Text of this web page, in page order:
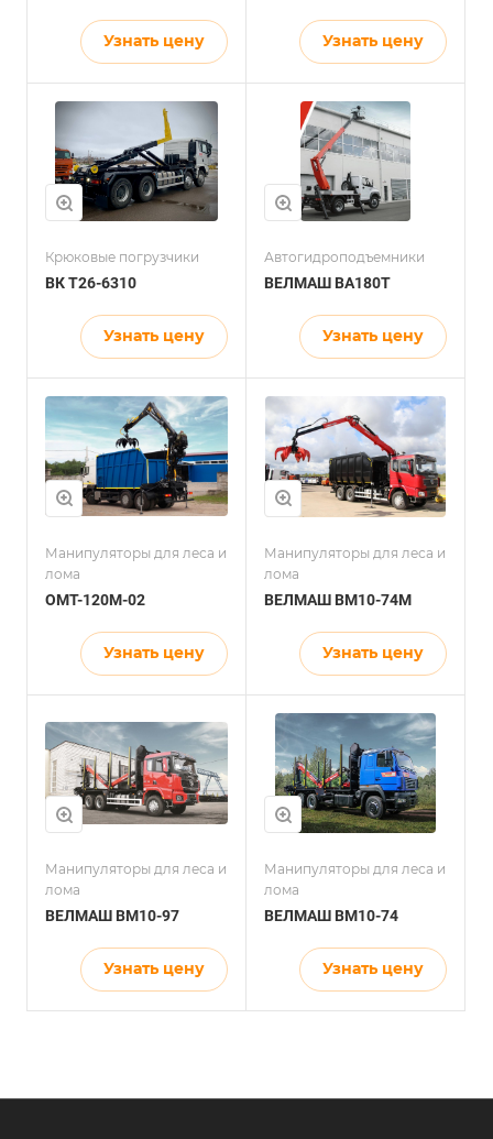
Узнать цену Узнать цену
Крюковые погрузчики
ВК Т26-6310
Узнать цену
Автогидроподъемники
ВЕЛМАШ ВА180T
Узнать цену
Манипуляторы для леса и
лома
ОМТ-120М-02
Узнать цену
Манипуляторы для леса и
лома
ВЕЛМАШ ВМ10-74М
Узнать цену
Манипуляторы для леса и
лома
ВЕЛМАШ ВМ10-97
Узнать цену
Манипуляторы для леса и
лома
ВЕЛМАШ ВМ10-74
Узнать цену